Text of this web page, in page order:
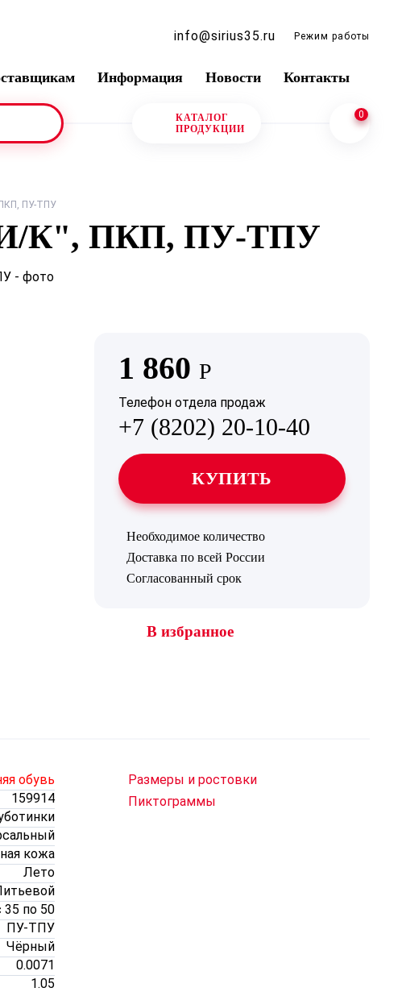
info@sirius35.ru Режим работы
Информация Новости Контакты
КАТАЛОГ
ПРОДУКЦИИ
0
ПУ-ТПУ
К", ПКП, ПУ-ТПУ
В избранное
1 860 Р
Телефон отдела продаж
+7 (8202) 20-10-40
КУПИТЬ
Необходимое количество
Доставка по всей России
Согласованный срок
обувь
159914
кожа
Лето
35 по 50
ПУ-ТПУ
Чёрный
0.0071
1.05
Размеры и ростовки
Пиктограммы